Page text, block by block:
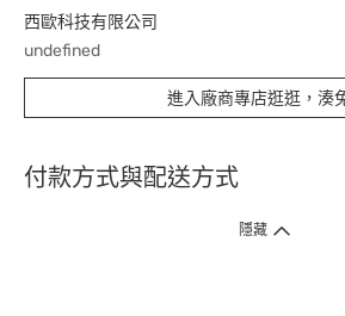
西歐科技有限公司
undefined
進入廠商專店逛逛，湊
付款方式與配送方式
隱藏